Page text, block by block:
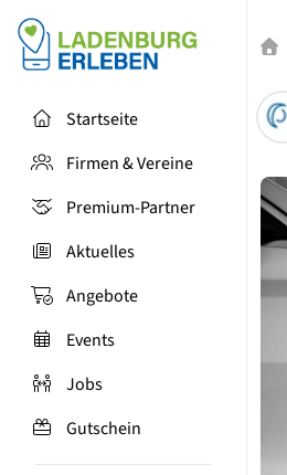
Startseite
Firmen & Vereine
Premium-Partner
Aktuelles
Angebote
Events
Jobs
Gutschein